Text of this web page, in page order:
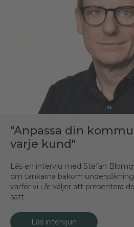
"Anpassa din
varje kund"
Läs en intervju med Stefan
om tankarna bakom
varför vi i år väljer att presentera
sätt.
Läs intervjun